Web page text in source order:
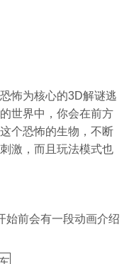
怖为核心的3D解谜逃
世界中，你会在前方
个恐怖的生物，不断
激，而且玩法模式也
始前会有一段动画介绍